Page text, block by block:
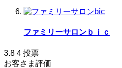
ファミリーサロンｂｉｃ
3.8 4 投票
お客さま評価